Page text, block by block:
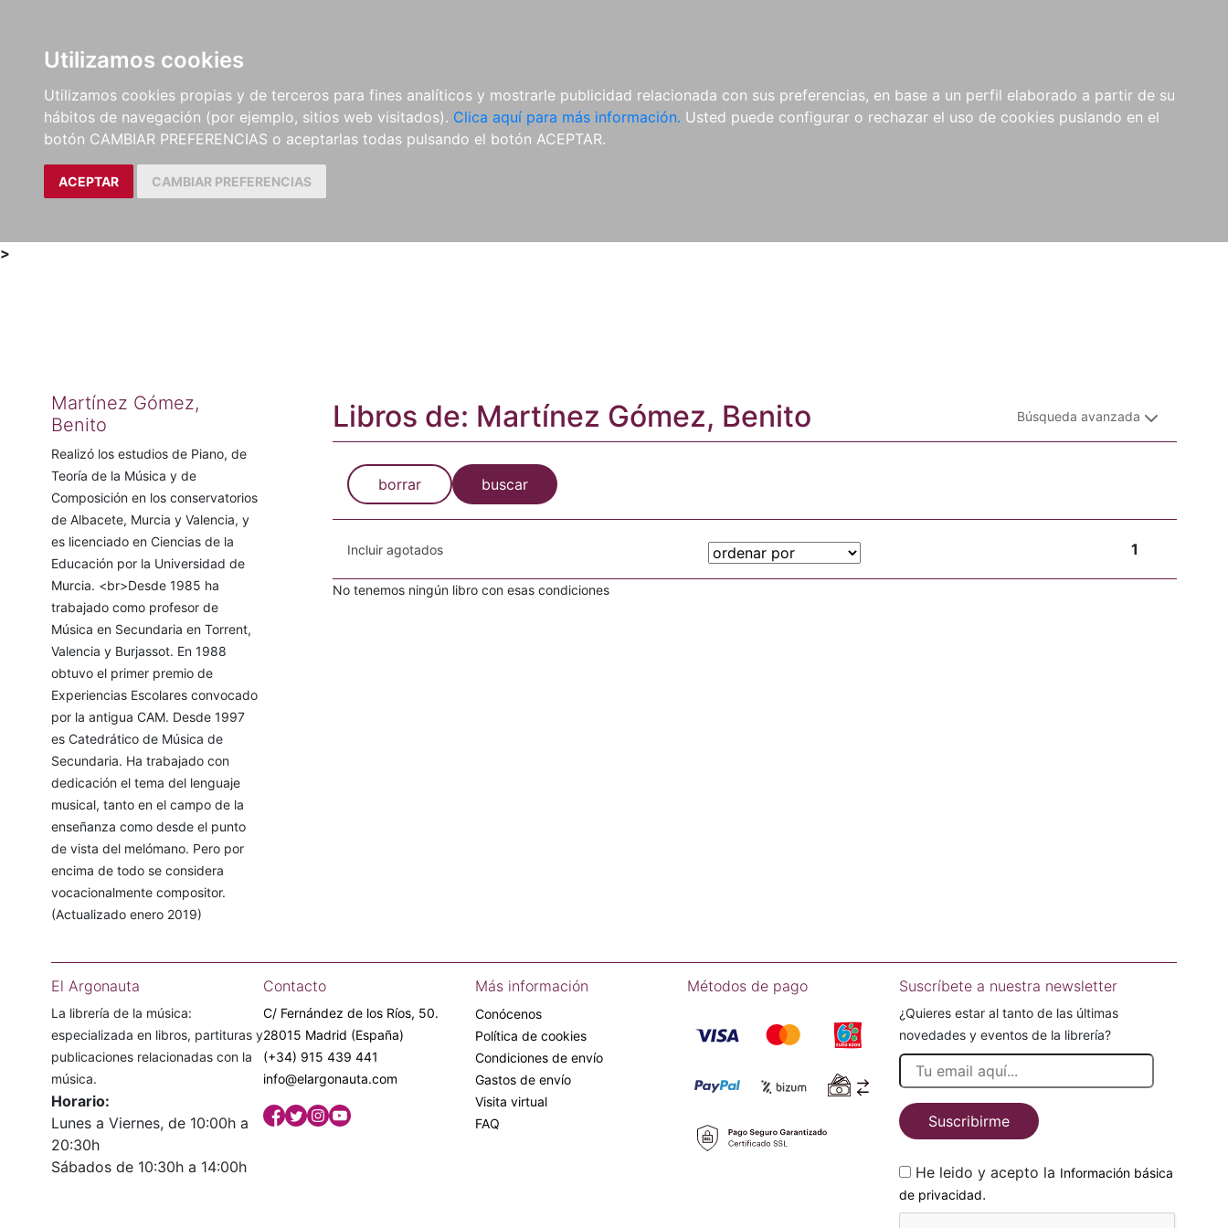
Utilizamos cookies
Utilizamos cookies propias y de terceros para fines analíticos y mostrarle publicidad relacionada con sus preferencias, en base a un perfil elaborado a partir de su
hábitos de navegación (por ejemplo, sitios web visitados). Clica aquí para más información. Usted puede configurar o rechazar el uso de cookies puslando en el
botón CAMBIAR PREFERENCIAS o aceptarlas todas pulsando el botón ACEPTAR.
ACEPTAR CAMBIAR PREFERENCIAS
LIBROS
MÉTODOS Y
EJERCICIOS
PARTITURAS Y EDICIONES
CRÍTICAS
REVISTAS
CDS Y
DVDS
MATERIAL
COMPLEMENTARIO
NOVEDADES NOTICIAS
COMPRAS
INSTITUCIONALES
>
Martínez Gómez,
Benito
Realizó los estudios de Piano, de
Teoría de la Música y de
Composición en los conservatorios
de Albacete, Murcia y Valencia, y
es licenciado en Ciencias de la
Educación por la Universidad de
Murcia. <br>Desde 1985 ha
trabajado como profesor de
Música en Secundaria en Torrent,
Valencia y Burjassot. En 1988
obtuvo el primer premio de
Experiencias Escolares convocado
por la antigua CAM. Desde 1997
es Catedrático de Música de
Secundaria. Ha trabajado con
dedicación el tema del lenguaje
musical, tanto en el campo de la
enseñanza como desde el punto
de vista del melómano. Pero por
encima de todo se considera
vocacionalmente compositor.
(Actualizado enero 2019)
Libros de: Martínez Gómez, Benito Búsqueda avanzada
borrar buscar
Incluir agotados 1
No tenemos ningún libro con esas condiciones
El Argonauta
La librería de la música:
especializada en libros, partituras y
publicaciones relacionadas con la
música.
Horario:
Lunes a Viernes, de 10:00h a
20:30h
Sábados de 10:30h a 14:00h
Contacto
C/ Fernández de los Ríos, 50.
28015 Madrid (España)
(+34) 915 439 441
info@elargonauta.com
Más información
Conócenos
Política de cookies
Condiciones de envío
Gastos de envío
Visita virtual
FAQ
Métodos de pago Suscríbete a nuestra newsletter
¿Quieres estar al tanto de las últimas
novedades y eventos de la librería?
Suscribirme
He leido y acepto la Información básica
de privacidad.